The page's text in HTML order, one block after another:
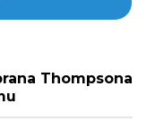
Thompsona